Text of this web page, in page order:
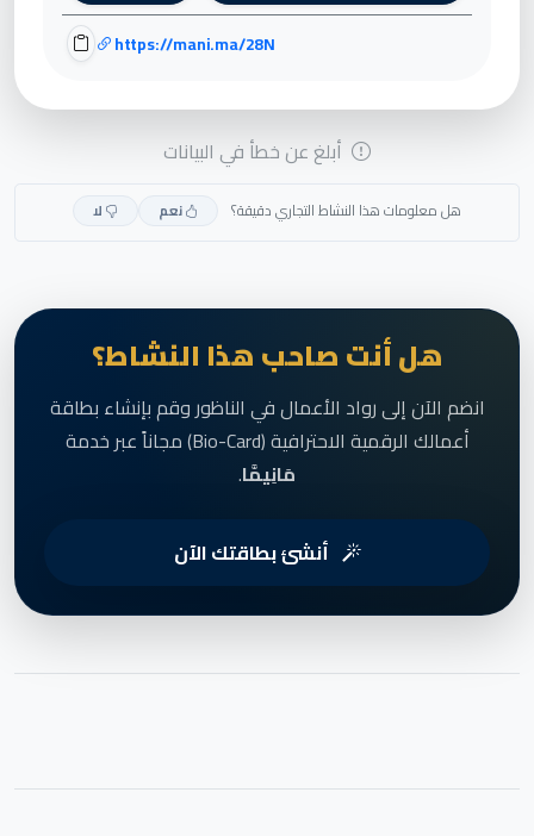
https://mani.ma/28N
أبلغ عن خطأ في البيانات
هل معلومات هذا النشاط التجاري دقيقة؟ نعم لا
هل أنت صاحب هذا النشاط؟
انضم الآن إلى رواد الأعمال في الناظور وقم بإنشاء بطاقة
أعمالك الرقمية الاحترافية (Bio-Card) مجاناً عبر خدمة
مَانِيمَّا.
أنشئ بطاقتك الآن